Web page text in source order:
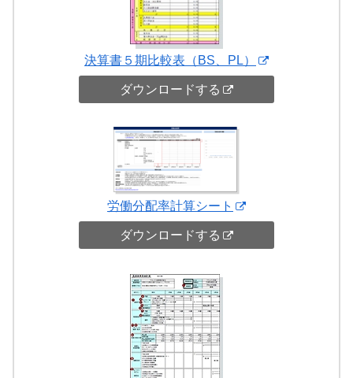
決算書５期比較表（BS、PL）
ダウンロードする
労働分配率計算シート
ダウンロードする